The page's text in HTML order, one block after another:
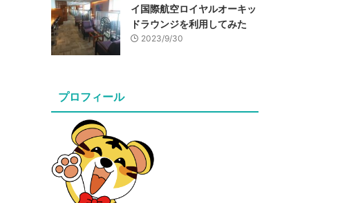
イ国際航空ロイヤルオーキッ
ドラウンジを利用してみた
2023/9/30
プロフィール